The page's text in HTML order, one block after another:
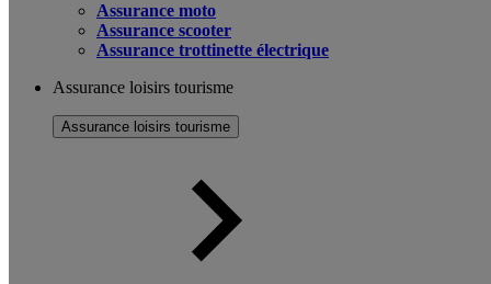
Assurance moto
Assurance scooter
Assurance trottinette électrique
Assurance loisirs tourisme
Assurance loisirs tourisme